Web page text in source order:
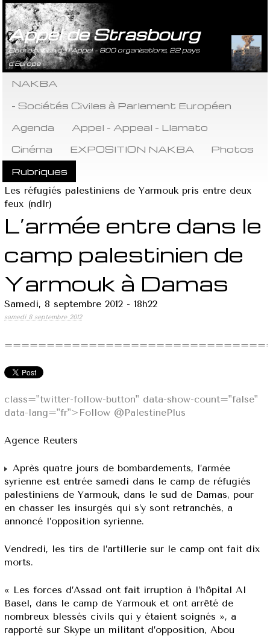
Appel de Strasbourg
Coordination de l’Appel - 800 organisations, 22 pays
d’Europe
NAKBA
- Sociétés Civiles à Parlement Européen
Agenda
Appel - Appeal - Llamato
Cinéma
EXPOSITION NAKBA
Photos
Rubriques
Les réfugiés palestiniens de Yarmouk pris entre deux
feux (ndlr)
L’armée entre dans le
camp palestinien de
Yarmouk à Damas
Samedi, 8 septembre 2012 - 18h22
samedi 8 septembre 2012
class="twitter-follow-button" data-show-count="false"
data-lang="fr">Follow @PalestinePlus
Agence Reuters
Après quatre jours de bombardements, l’armée
syrienne est entrée samedi dans le camp de réfugiés
palestiniens de Yarmouk, dans le sud de Damas, pour
en chasser les insurgés qui s’y sont retranchés, a
annoncé l’opposition syrienne.
Vendredi, les tirs de l’artillerie sur le camp ont fait dix
morts.
« Les forces d’Assad ont fait irruption à l’hôpital Al
Basel, dans le camp de Yarmouk et ont arrêté de
nombreux blessés civils qui y étaient soignés », a
rapporté sur Skype un militant d’opposition, Abou